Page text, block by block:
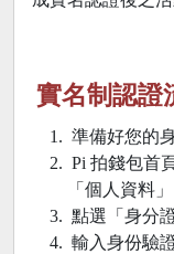
實名制認證
準備好您的
Pi 拍錢包首
「個人資料」
點選「身分
輸入身份驗